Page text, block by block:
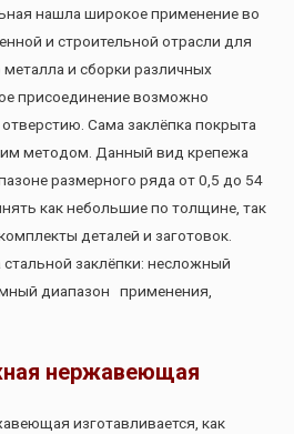
нашла широкое применение во
и строительной отрасли для
и сборки различных
присоединение возможно
Сама заклёпка покрыта
методом. Данный вид крепежа
размерного ряда от 0,5 до 54
как небольшие по толщине, так
деталей и заготовок.
заклёпки: несложный
диапазон применения,
нержавеющая
изготавливается, как